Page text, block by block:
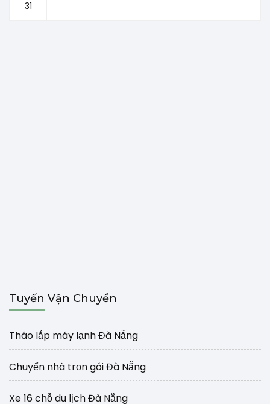
31
Tuyến Vận Chuyển
Tháo lắp máy lạnh Đà Nẵng
Chuyển nhà trọn gói Đà Nẵng
Xe 16 chỗ du lịch Đà Nẵng